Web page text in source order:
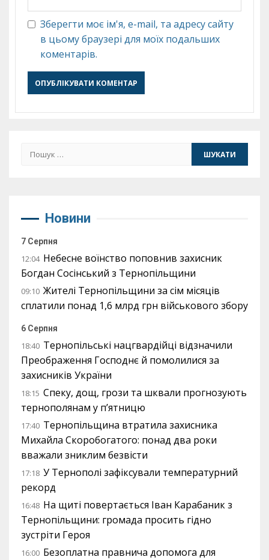
Зберегти моє ім'я, e-mail, та адресу сайту
в цьому браузері для моїх подальших
коментарів.
Пошук:
Новини
7 Серпня
12:04 Небесне воїнство поповнив захисник
Богдан Сосінський з Тернопільщини
09:10 Жителі Тернопільщини за сім місяців
сплатили понад 1,6 млрд грн військового збору
6 Серпня
18:40 Тернопільські нацгвардійці відзначили
Преображення Господнє й помолилися за
захисників України
18:15 Спеку, дощ, грози та шквали прогнозують
тернополянам у п’ятницю
17:40 Тернопільщина втратила захисника
Михайла Скоробогатого: понад два роки
вважали зниклим безвісти
17:18 У Тернополі зафіксували температурний
рекорд
16:48 На щиті повертається Іван Карабаник з
Тернопільщини: громада просить гідно
зустріти Героя
16:00 Безоплатна правнича допомога для